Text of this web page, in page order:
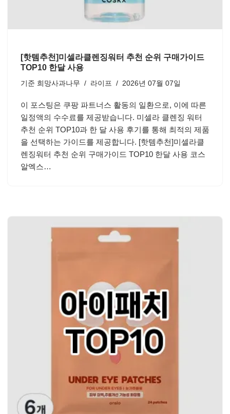
[핫템추천]미셀라클렌징워터 추천 순위 구매가이드
TOP10 한달 사용
기준 희망사과나무 라이프 2026년 07월 07일
이 포스팅은 쿠팡 파트너스 활동의 일환으로, 이에 따른
일정액의 수수료를 제공받습니다. 미셀라 클렌징 워터
추천 순위 TOP10과 한 달 사용 후기를 통해 최적의 제품
을 선택하는 가이드를 제공합니다. [핫템추천]미셀라클
렌징워터 추천 순위 구매가이드 TOP10 한달 사용 코스
알엑스…